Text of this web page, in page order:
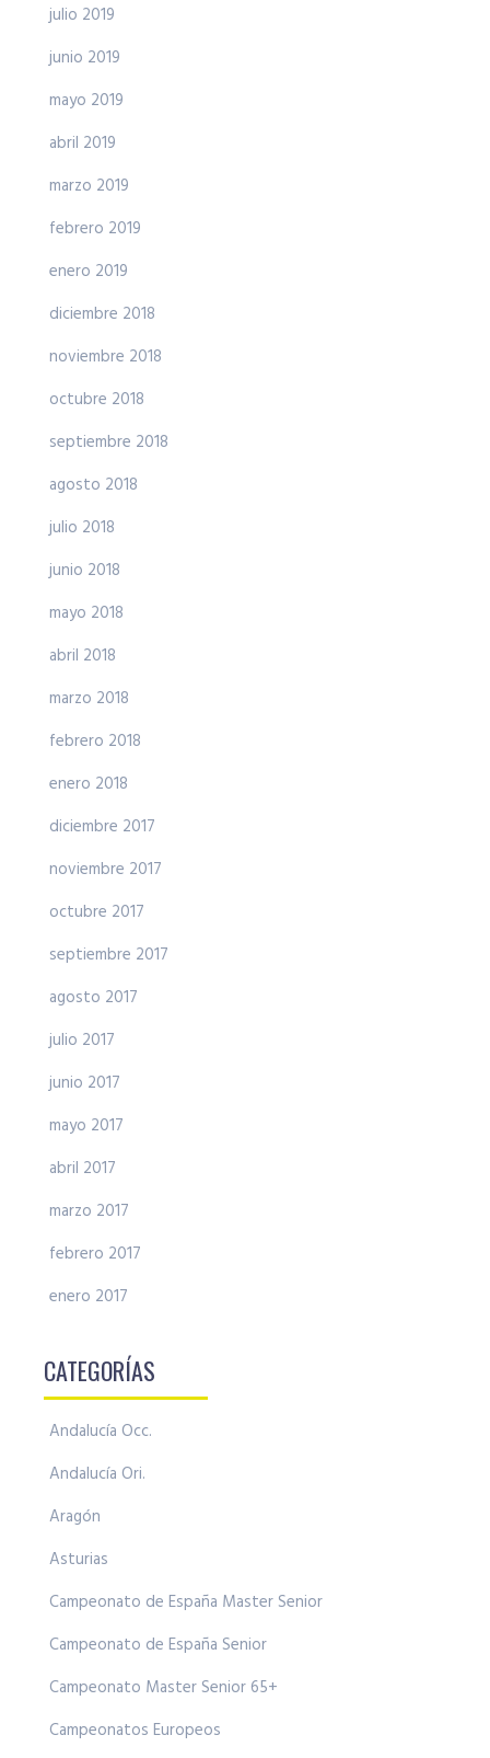
julio 2019
junio 2019
mayo 2019
abril 2019
marzo 2019
febrero 2019
enero 2019
diciembre 2018
noviembre 2018
octubre 2018
septiembre 2018
agosto 2018
julio 2018
junio 2018
mayo 2018
abril 2018
marzo 2018
febrero 2018
enero 2018
diciembre 2017
noviembre 2017
octubre 2017
septiembre 2017
agosto 2017
julio 2017
junio 2017
mayo 2017
abril 2017
marzo 2017
febrero 2017
enero 2017
CATEGORÍAS
Andalucía Occ.
Andalucía Ori.
Aragón
Asturias
Campeonato de España Master Senior
Campeonato de España Senior
Campeonato Master Senior 65+
Campeonatos Europeos